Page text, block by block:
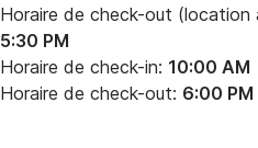
Horaire de check-out (location
5:30 PM
Horaire de check-in: 10:00 AM
Horaire de check-out: 6:00 PM